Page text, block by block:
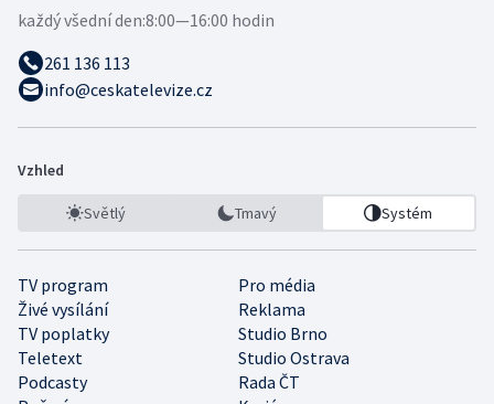
každý všední den:8:00—16:00 hodin
261 136 113
info@ceskatelevize.cz
Vzhled
Světlý Tmavý Systém
TV program
Pro média
Živé vysílání
Reklama
TV poplatky
Studio Brno
Teletext
Studio Ostrava
Podcasty
Rada ČT